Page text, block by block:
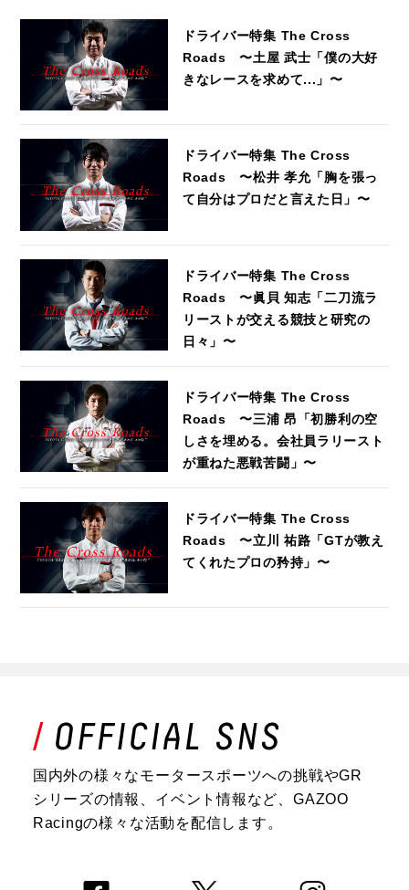
ドライバー特集 The Cross
Roads 〜土屋 武士「僕の大好
きなレースを求めて...」〜
ドライバー特集 The Cross
Roads 〜松井 孝允「胸を張っ
て自分はプロだと言えた日」〜
ドライバー特集 The Cross
Roads 〜眞貝 知志「二刀流ラ
リーストが交える競技と研究の
日々」〜
ドライバー特集 The Cross
Roads 〜三浦 昂「初勝利の空
しさを埋める。会社員ラリースト
が重ねた悪戦苦闘」〜
ドライバー特集 The Cross
Roads 〜立川 祐路「GTが教え
てくれたプロの矜持」〜
国内外の様々なモータースポーツへの挑戦やGR
シリーズの情報、イベント情報など、GAZOO
Racingの様々な活動を配信します。